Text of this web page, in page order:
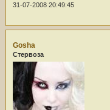
31-07-2008 20:49:45
Gosha
Стервоза